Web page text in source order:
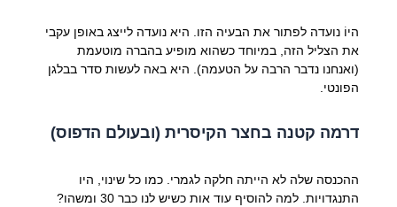
היוֹ נועדה לפתור את הבעיה הזו. היא נועדה לייצג באופן עקבי
את הצליל הזה, במיוחד כשהוא מופיע בהברה מוטעמת
(ואנחנו נדבר הרבה על הטעמה). היא באה לעשות סדר בבלגן
הפונטי.
דרמה קטנה בחצר הקיסרית (ובעולם הדפוס)
ההכנסה שלה לא הייתה חלקה לגמרי. כמו כל שינוי, היו
התנגדויות. למה להוסיף עוד אות כשיש לנו כבר 30 ומשהו?